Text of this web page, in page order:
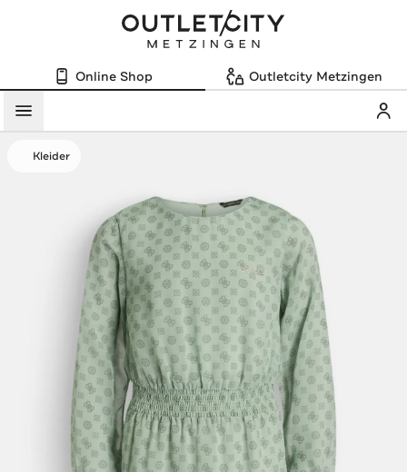
Online Shop Outletcity Metzingen
Menü
Kleider